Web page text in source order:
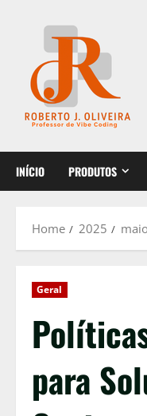
content
INÍCIO PRODUTOS
Home 2025 maio
Geral
para